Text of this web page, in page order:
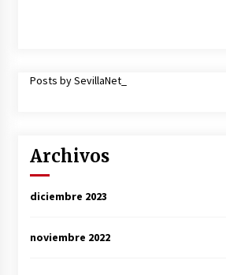
Posts by SevillaNet_
Archivos
diciembre 2023
noviembre 2022